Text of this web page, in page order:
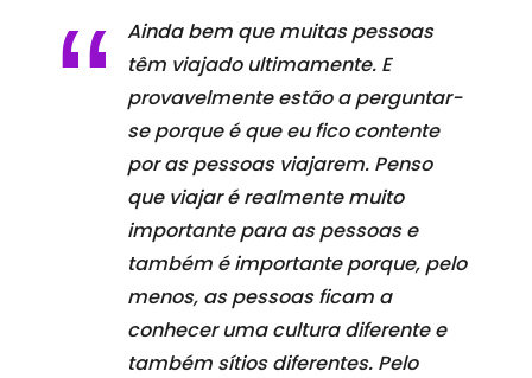
Ainda bem que muitas pessoas
têm viajado ultimamente. E
provavelmente estão a perguntar-
se porque é que eu fico contente
por as pessoas viajarem. Penso
que viajar é realmente muito
importante para as pessoas e
também é importante porque, pelo
menos, as pessoas ficam a
conhecer uma cultura diferente e
também sítios diferentes. Pelo